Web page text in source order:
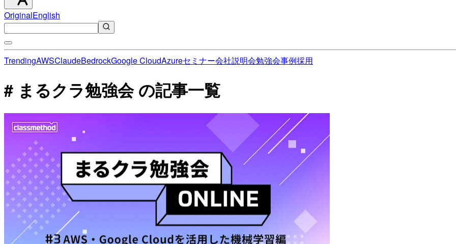
OriginalEnglish
TrendingAWSClaudeBedrockGoogle CloudAzureセミナー会社説明会勉強会事例採用
# まるクラ勉強会 の記事一覧